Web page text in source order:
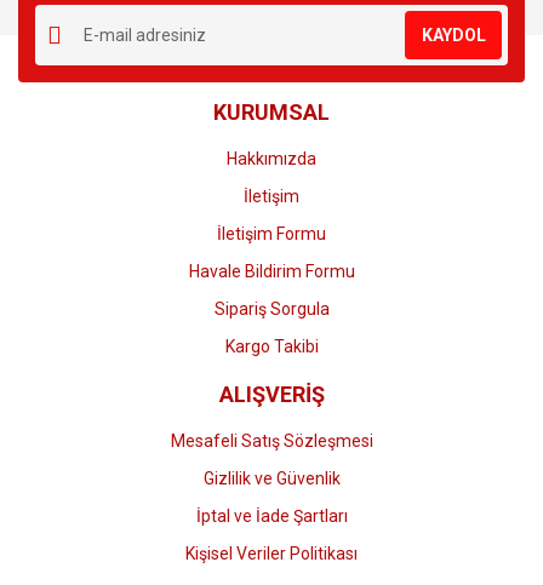
Ürün resmi kalitesiz, bozuk veya görüntülenemiyor.
Ürün açıklamasında eksik bilgiler bulunuyor.
Ürün bilgilerinde hatalar bulunuyor.
Ürün fiyatı diğer sitelerden daha pahalı.
Gönder
KAYDOL
KURUMSAL
Hakkımızda
İletişim
İletişim Formu
Havale Bildirim Formu
Sipariş Sorgula
Kargo Takibi
ALIŞVERİŞ
Mesafeli Satış Sözleşmesi
Gizlilik ve Güvenlik
İptal ve İade Şartları
Kişisel Veriler Politikası